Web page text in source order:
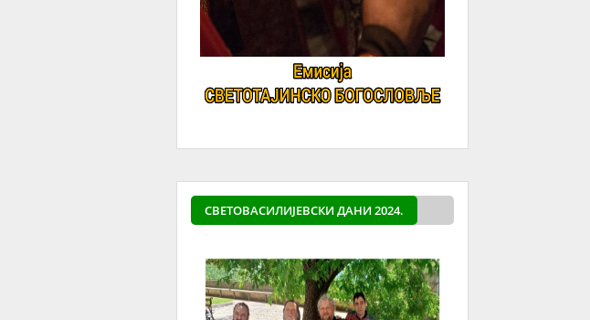
СВЕТОВАСИЛИЈЕВСКИ ДАНИ 2024.